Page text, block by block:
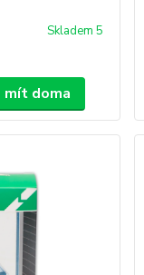
Skladem 5
mít doma